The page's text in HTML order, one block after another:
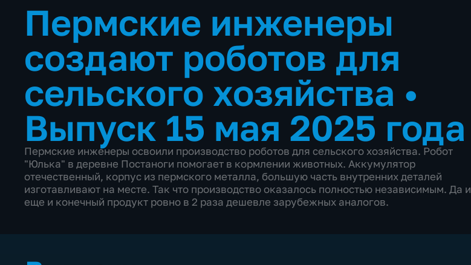
Пермские инженеры
создают роботов для
сельского хозяйства •
Выпуск 15 мая 2025 года
Пермские инженеры освоили производство роботов для сельского хозяйства. Робот
"Юлька" в деревне Постаноги помогает в кормлении животных. Аккумулятор
отечественный, корпус из пермского металла, большую часть внутренних деталей
изготавливают на месте. Так что производство оказалось полностью независимым. Да и
еще и конечный продукт ровно в 2 раза дешевле зарубежных аналогов.